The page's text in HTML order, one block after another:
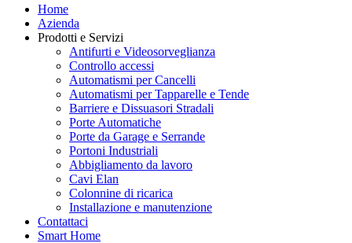
Home
Azienda
Prodotti e Servizi
Antifurti e Videosorveglianza
Controllo accessi
Automatismi per Cancelli
Automatismi per Tapparelle e Tende
Barriere e Dissuasori Stradali
Porte Automatiche
Porte da Garage e Serrande
Portoni Industriali
Abbigliamento da lavoro
Cavi Elan
Colonnine di ricarica
Installazione e manutenzione
Contattaci
Smart Home